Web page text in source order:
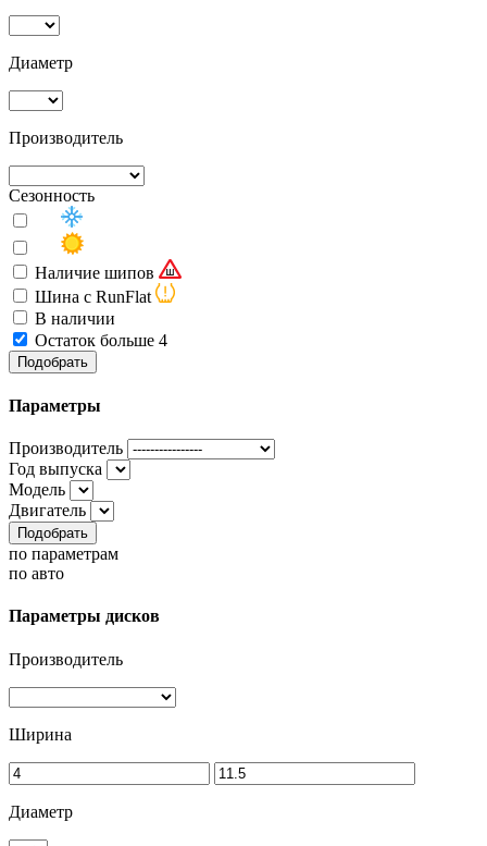
Диаметр
Производитель
Сезонность
Наличие шипов
Шина с RunFlat
В наличии
Остаток больше 4
Подобрать
Параметры
Производитель
Год выпуска
Модель
Двигатель
Подобрать
по параметрам
по авто
Параметры дисков
Производитель
Ширина
Диаметр